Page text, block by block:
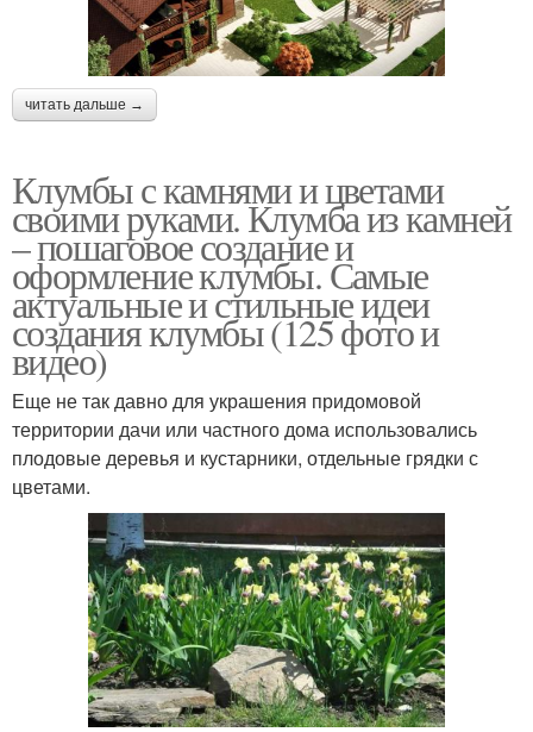
читать дальше →
Клумбы с камнями и цветами
своими руками. Клумба из камней
– пошаговое создание и
оформление клумбы. Самые
актуальные и стильные идеи
создания клумбы (125 фото и
видео)
Еще не так давно для украшения придомовой
территории дачи или частного дома использовались
плодовые деревья и кустарники, отдельные грядки с
цветами.